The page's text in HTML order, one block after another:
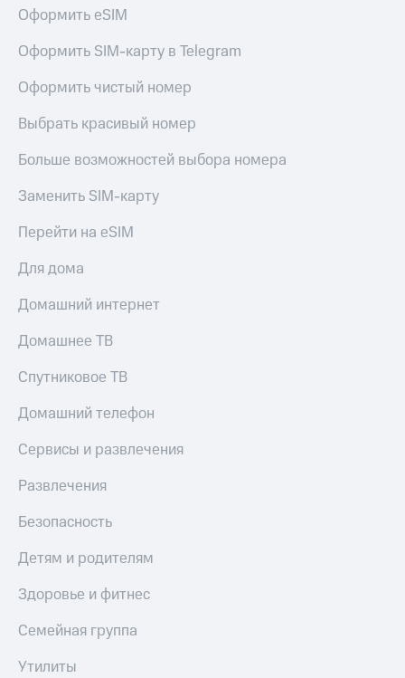
Оформить eSIM
Оформить SIM-карту в Telegram
Оформить чистый номер
Выбрать красивый номер
Больше возможностей выбора номера
Заменить SIM-карту
Перейти на eSIM
Для дома
Домашний интернет
Домашнее ТВ
Спутниковое ТВ
Домашний телефон
Сервисы и развлечения
Развлечения
Безопасность
Детям и родителям
Здоровье и фитнес
Семейная группа
Утилиты